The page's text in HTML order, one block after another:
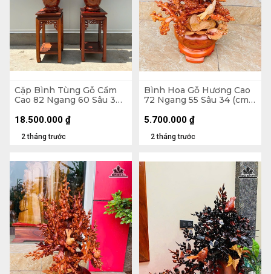
Cặp Bình Tùng Gỗ Cẩm
Cao 82 Ngang 60 Sâu 30
2 tháng trước
18.500.000 ₫
Bình Hoa Gỗ Hương Cao
72 Ngang 55 Sâu 34 (cm)
2 tháng trước
5.700.000 ₫